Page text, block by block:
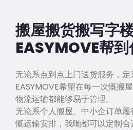
搬屋搬货搬写字
EASYMOVE帮到
无论系点到点上门送货服务，定
EASYMOVE希望在每一次慨搬
物流运输都能够易于管理。
无论系个人搬屋、中小企订单
慨运输安排，我哋都可以定制合